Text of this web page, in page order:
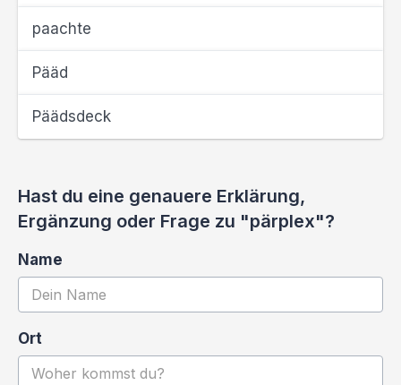
paachte
Pääd
Päädsdeck
Hast du eine genauere Erklärung,
Ergänzung oder Frage zu "pärplex"?
Name
Ort